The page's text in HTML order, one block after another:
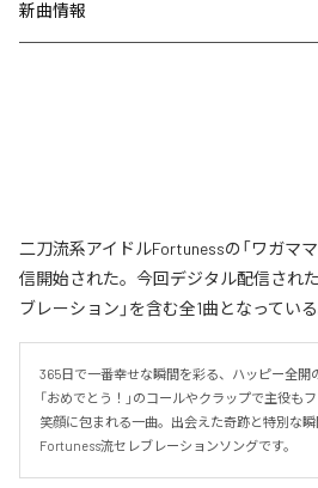
新曲情報
二刀流系アイドルFortunessの「ワガマ
信開始された。今回デジタル配信され
ブレーション」を含む全1曲となっている
365日で一番幸せな瞬間を彩る、ハッピー全開
「おめでとう！」のコールやクラップで主役も
笑顔に包まれる一曲。出会えた奇跡と特別な
Fortuness流セレブレーションソングです。